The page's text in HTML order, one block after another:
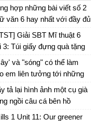
hợp những bài viết số 2
văn 6 hay nhất với đầy đủ
đề (5 đề)
Giải SBT Mĩ thuật 6
3: Túi giấy đựng quà tặng
và "sóng" có thể làm
em liên tưởng tới những
tượng nào. Xác định biện
tu từ được sử dụng
hình ảnh "bình minh
"vầng trăng bạc" và nêu
tả lại hình ảnh một cụ già
ngồi câu cá bên hồ
1 Unit 11: Our greener